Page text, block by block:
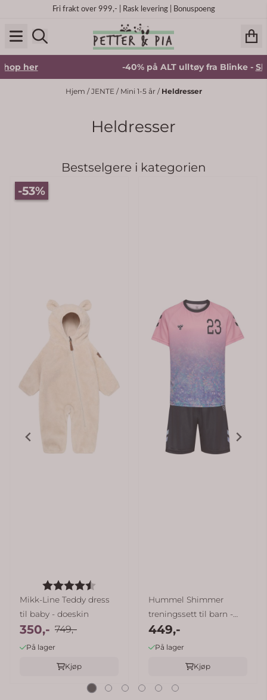
Hopp til innholdFri frakt over 999,- | Rask levering | Bonuspoeng
-40% på ALT ulltøy fra Blinke -Shop her
Hjem /JENTE / Mini 1-5 år / Heldresser
Heldresser
Bestselgere i kategorien
mulige
-53%
Karakter:
Mikk-Line Teddy dress
til baby - doeskin
350,- 749,-
På lager
Kjøp
Hummel Shimmer
treningssett til barn -
pink ...
449,-
På lager
Kjøp